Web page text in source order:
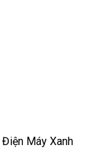
Máy Xanh